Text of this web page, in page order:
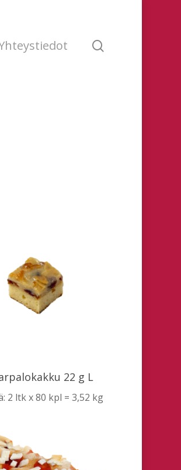
Lue Lisää 22 g L
2 ltk x 80 kpl = 3,52 kg